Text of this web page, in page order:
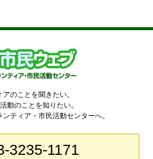
のことを聞きたい。
動のことを知りたい。
ティア・市民活動センターへ。
3235-1171